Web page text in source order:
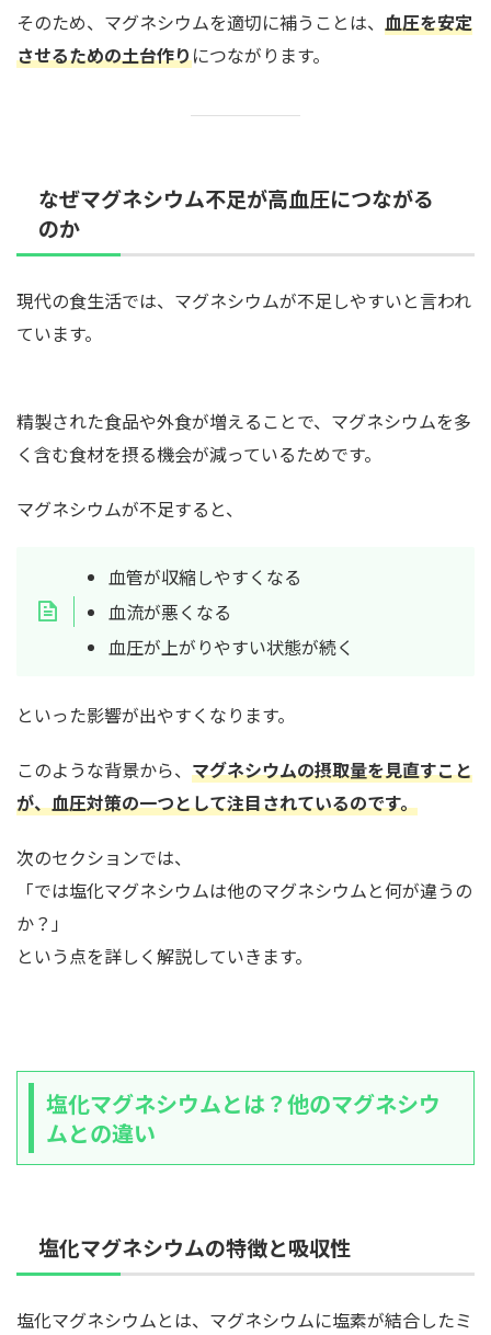
そのため、マグネシウムを適切に補うことは、 血圧を安定
させるための土台作りにつながります。
なぜマグネシウム不足が高血圧につながる
のか
現代の食生活では、マグネシウムが不足しやすいと言われ
ています。
精製された食品や外食が増えることで、マグネシウムを多
く含む食材を摂る機会が減っているためです。
マグネシウムが不足すると、
血管が収縮しやすくなる
血流が悪くなる
血圧が上がりやすい状態が続く
といった影響が出やすくなります。
このような背景から、 マグネシウムの摂取量を見直すこと
が、血圧対策の一つとして注目されているのです。
次のセクションでは、
「では塩化マグネシウムは他のマグネシウムと何が違うの
か？」
という点を詳しく解説していきます。
塩化マグネシウムとは？他のマグネシウ
ムとの違い
塩化マグネシウムの特徴と吸収性
塩化マグネシウムとは、マグネシウムに塩素が結合したミ